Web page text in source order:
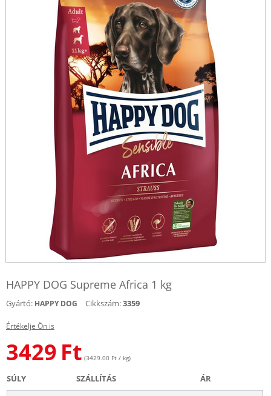
HAPPY DOG Supreme Africa 1 kg
Gyártó: HAPPY DOG Cikkszám:3359
Értékelje Ön is
3429 Ft (3429.00 Ft / kg)
SÚLY SZÁLLÍTÁS ÁR